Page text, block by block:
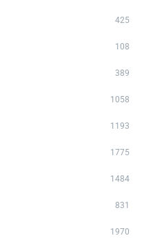
425
108
389
1058
1193
1775
1484
831
1970